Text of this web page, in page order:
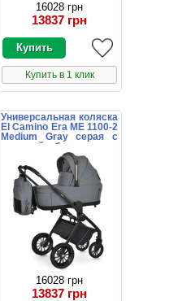
16028 грн
13837 грн
Купить в 1 клик
Универсальная коляска
El Camino Era ME 1100-2
Medium Gray серая с
люлькой и блоком
16028 грн
13837 грн